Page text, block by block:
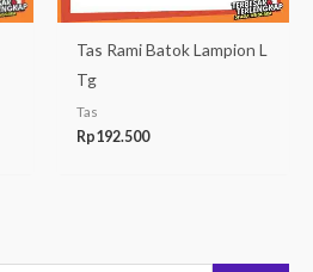
Tas Rami Batok Lampion L
Tg
Tas
Rp192.500